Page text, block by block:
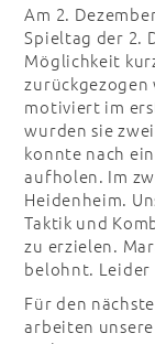
Am 2.
Spieltag der 2.
Möglichkeit
zurückgezogen
motiviert im
wurden sie
konnte nach
aufholen. Im
Heidenheim.
Taktik und
zu erzielen.
belohnt. Leider
Für den
arbeiten